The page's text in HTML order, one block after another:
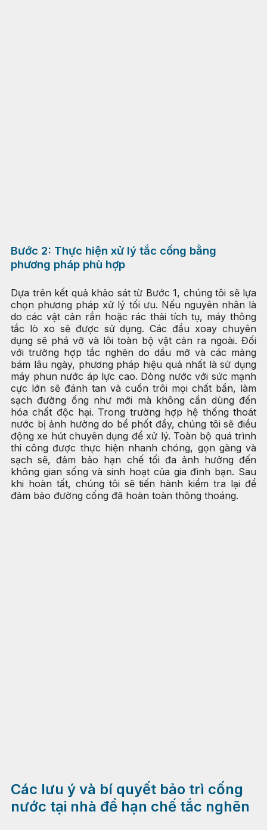
Bước 2: Thực hiện xử lý tắc cống bằng
phương pháp phù hợp
Dựa trên kết quả khảo sát từ Bước 1, chúng tôi sẽ lựa
chọn phương pháp xử lý tối ưu. Nếu nguyên nhân là
do các vật cản rắn hoặc rác thải tích tụ, máy thông
tắc lò xo sẽ được sử dụng. Các đầu xoay chuyên
dụng sẽ phá vỡ và lôi toàn bộ vật cản ra ngoài. Đối
với trường hợp tắc nghẽn do dầu mỡ và các mảng
bám lâu ngày, phương pháp hiệu quả nhất là sử dụng
máy phun nước áp lực cao. Dòng nước với sức mạnh
cực lớn sẽ đánh tan và cuốn trôi mọi chất bẩn, làm
sạch đường ống như mới mà không cần dùng đến
hóa chất độc hại. Trong trường hợp hệ thống thoát
nước bị ảnh hưởng do bể phốt đầy, chúng tôi sẽ điều
động xe hút chuyên dụng để xử lý. Toàn bộ quá trình
thi công được thực hiện nhanh chóng, gọn gàng và
sạch sẽ, đảm bảo hạn chế tối đa ảnh hưởng đến
không gian sống và sinh hoạt của gia đình bạn. Sau
khi hoàn tất, chúng tôi sẽ tiến hành kiểm tra lại để
đảm bảo đường cống đã hoàn toàn thông thoáng.
Các lưu ý và bí quyết bảo trì cống
nước tại nhà để hạn chế tắc nghẽn